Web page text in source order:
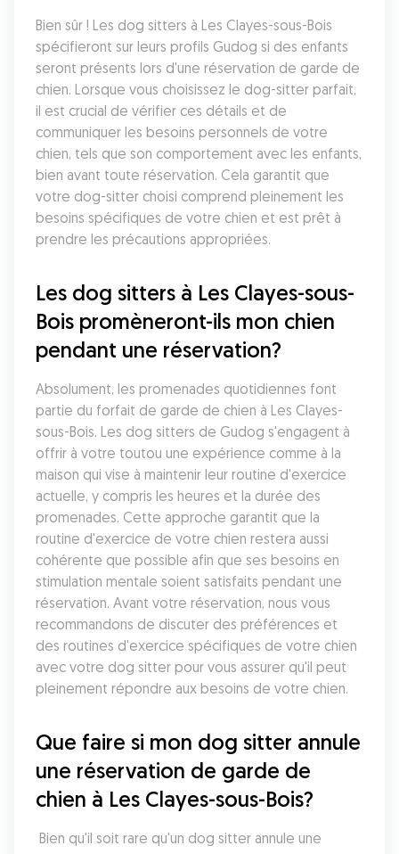
Bien sûr ! Les dog sitters à Les Clayes-sous-Bois
spécifieront sur leurs profils Gudog si des enfants
seront présents lors d'une réservation de garde de
chien. Lorsque vous choisissez le dog-sitter parfait,
il est crucial de vérifier ces détails et de
communiquer les besoins personnels de votre
chien, tels que son comportement avec les enfants,
bien avant toute réservation. Cela garantit que
votre dog-sitter choisi comprend pleinement les
besoins spécifiques de votre chien et est prêt à
prendre les précautions appropriées.
Les dog sitters à Les Clayes-sous-
Bois promèneront-ils mon chien
pendant une réservation?
Absolument, les promenades quotidiennes font
partie du forfait de garde de chien à Les Clayes-
sous-Bois. Les dog sitters de Gudog s'engagent à
offrir à votre toutou une expérience comme à la
maison qui vise à maintenir leur routine d'exercice
actuelle, y compris les heures et la durée des
promenades. Cette approche garantit que la
routine d'exercice de votre chien restera aussi
cohérente que possible afin que ses besoins en
stimulation mentale soient satisfaits pendant une
réservation. Avant votre réservation, nous vous
recommandons de discuter des préférences et
des routines d'exercice spécifiques de votre chien
avec votre dog sitter pour vous assurer qu'il peut
pleinement répondre aux besoins de votre chien.
Que faire si mon dog sitter annule
une réservation de garde de
chien à Les Clayes-sous-Bois?